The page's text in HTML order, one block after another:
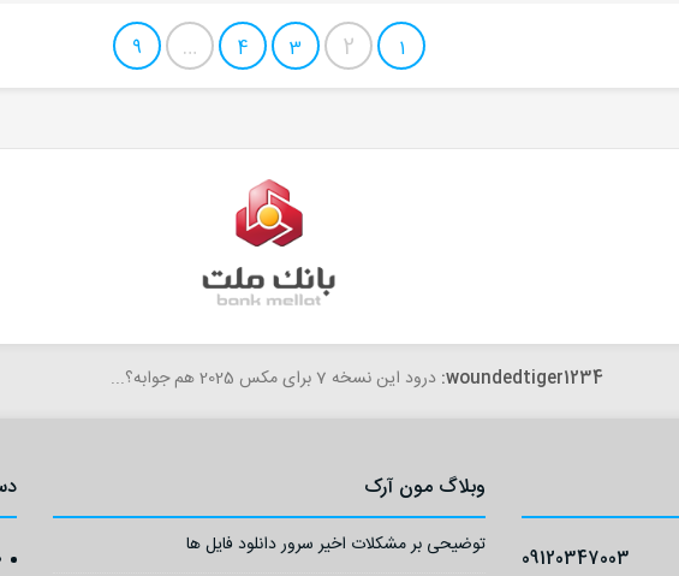
1
2
3
4
…
9
woundedtiger1234: درود این نسخه 7 برای مکس 2025 هم جوابه؟... fatemeh.dfard: سلام،خسته نباشید. با تشکر از سایت خوب و آبجکت های رئالی که
09120347003
وبلاگ مون آرک
توضیحی بر مشکلات اخیر سرور دانلود فایل ها